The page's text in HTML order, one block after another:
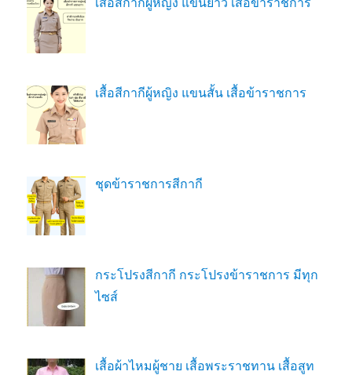
เสื้อสีกากีผู้หญิง แขนสั้น เสื้อข้าราชการ
ชุดข้าราชการสีกากี
กระโปรงสีกากี กระโปรงข้าราชการ มีทุก
ไซส์
เสื้อผ้าไหมผู้ชาย เสื้อพระราชทาน เสื้อสูท